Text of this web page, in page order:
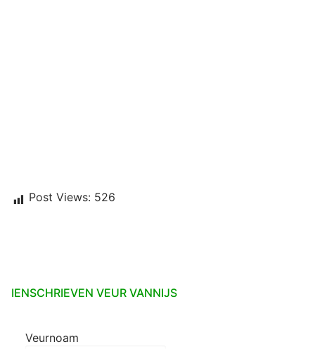
Post Views: 526
IENSCHRIEVEN VEUR VANNIJS
Veurnoam